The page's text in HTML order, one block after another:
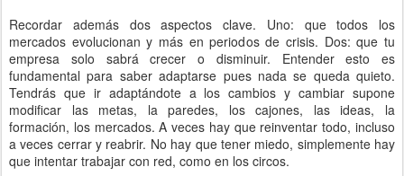
Recordar además dos aspectos clave. Uno: que todos los
mercados evolucionan y más en periodos de crisis. Dos: que tu
empresa solo sabrá crecer o disminuir. Entender esto es
fundamental para saber adaptarse pues nada se queda quieto.
Tendrás que ir adaptándote a los cambios y cambiar supone
modificar las metas, la paredes, los cajones, las ideas, la
formación, los mercados. A veces hay que reinventar todo, incluso
a veces cerrar y reabrir. No hay que tener miedo, simplemente hay
que intentar trabajar con red, como en los circos.